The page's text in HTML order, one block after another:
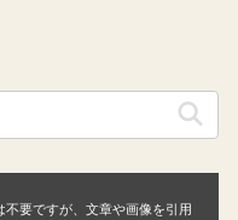
要ですが、文章や画像を引用